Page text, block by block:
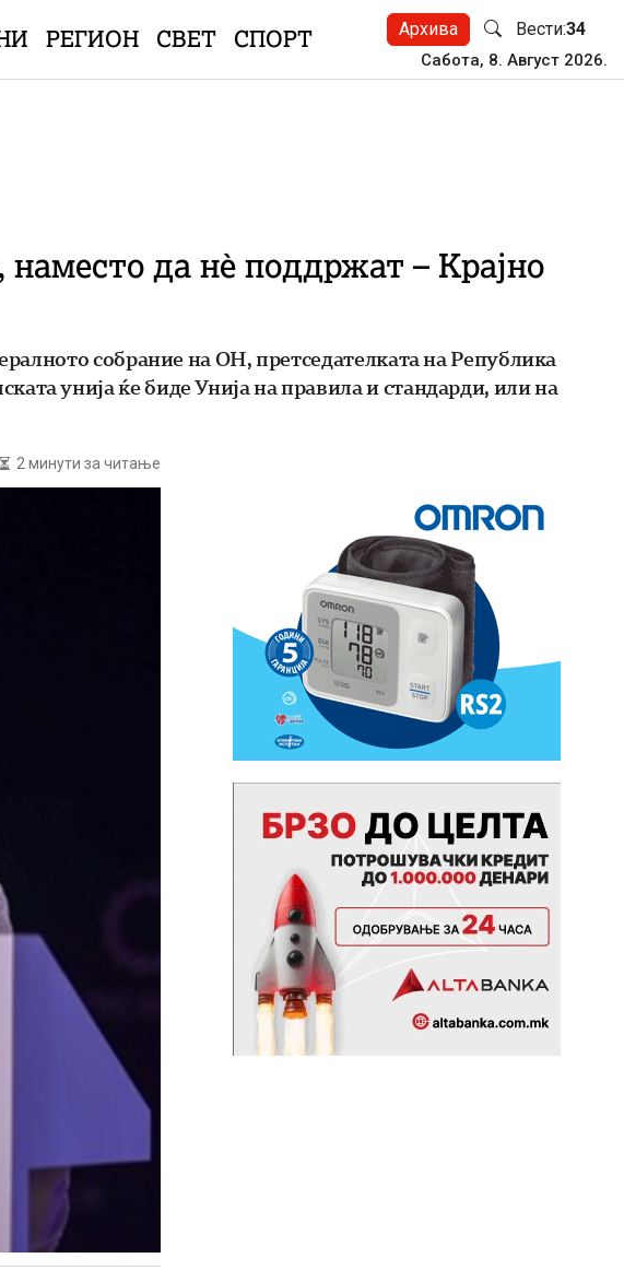
РЕГИОН СВЕТ СПОРТ Архива Вести:34
Сабота, 8. Август 2026.
да нѐ поддржат – Крајно
собрание на ОН, претседателката на Република
унија ќе биде Унија на правила и стандарди, или на
2 минути за читање